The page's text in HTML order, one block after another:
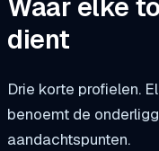
dient
Drie korte profielen.
benoemt de
aandachtspunten.